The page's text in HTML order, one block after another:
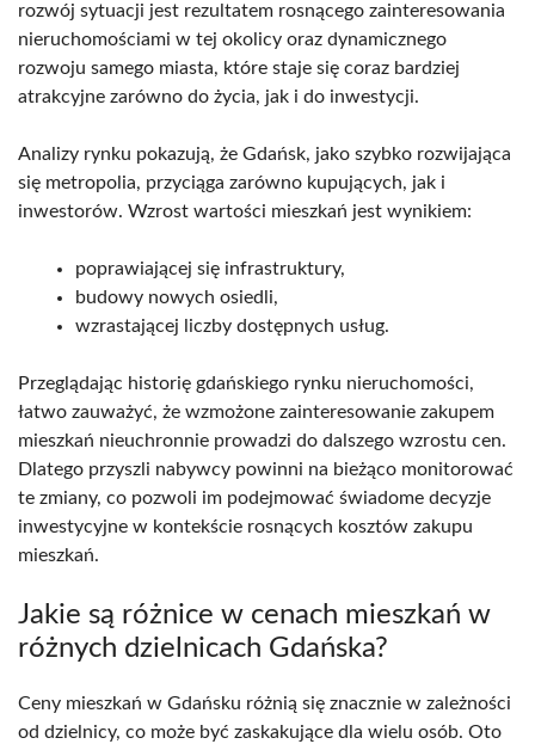
rozwój sytuacji jest rezultatem rosnącego zainteresowania
nieruchomościami w tej okolicy oraz dynamicznego
rozwoju samego miasta, które staje się coraz bardziej
atrakcyjne zarówno do życia, jak i do inwestycji.
Analizy rynku pokazują, że Gdańsk, jako szybko rozwijająca
się metropolia, przyciąga zarówno kupujących, jak i
inwestorów. Wzrost wartości mieszkań jest wynikiem:
poprawiającej się infrastruktury,
budowy nowych osiedli,
wzrastającej liczby dostępnych usług.
Przeglądając historię gdańskiego rynku nieruchomości,
łatwo zauważyć, że wzmożone zainteresowanie zakupem
mieszkań nieuchronnie prowadzi do dalszego wzrostu cen.
Dlatego przyszli nabywcy powinni na bieżąco monitorować
te zmiany, co pozwoli im podejmować świadome decyzje
inwestycyjne w kontekście rosnących kosztów zakupu
mieszkań.
Jakie są różnice w cenach mieszkań w
różnych dzielnicach Gdańska?
Ceny mieszkań w Gdańsku różnią się znacznie w zależności
od dzielnicy, co może być zaskakujące dla wielu osób. Oto